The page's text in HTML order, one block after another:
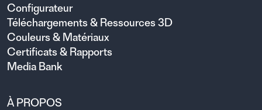
Configurateur
Téléchargements & Ressources 3D
Couleurs & Matériaux
Certificats & Rapports
Media Bank
À PROPOS